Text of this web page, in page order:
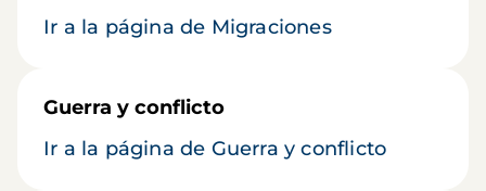
Ir a la página de Migraciones
Guerra y conflicto
Ir a la página de Guerra y conflicto